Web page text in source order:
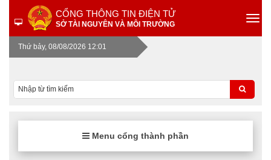
CỔNG THÔNG TIN ĐIỆN TỬ
SỞ TÀI NGUYÊN VÀ MÔI TRƯỜNG
Thứ bảy, 08/08/2026 12:01
Menu cổng thành phần